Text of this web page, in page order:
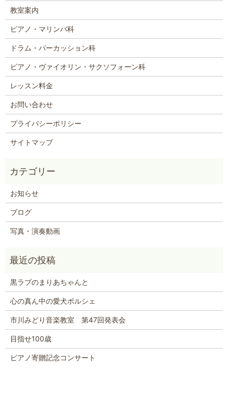
教室案内
ピアノ・マリンバ科
ドラム・パーカッション科
ピアノ・ヴァイオリン・サクソフォーン科
レッスン料金
お問い合わせ
プライバシーポリシー
サイトマップ
お知らせ
ブログ
写真・演奏動画
黒ラブのまりあちゃんと
心の真ん中の愛犬ポルシェ
市川みどり音楽教室 第47回発表会
目指せ100歳
ピアノ寄贈記念コンサート